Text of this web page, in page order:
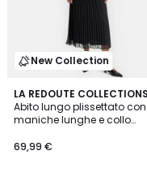
New Collection
LA REDOUTE COLLECTIONS
Abito lungo plissettato con
maniche lunghe e collo
69,99 €